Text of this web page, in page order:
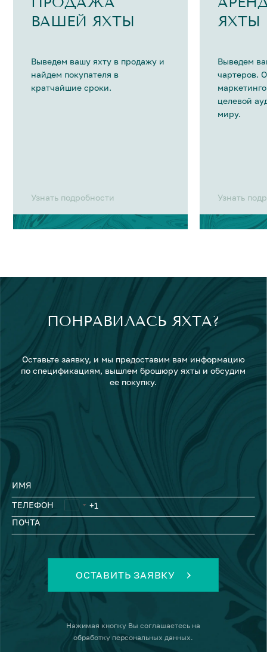
ВАШЕЙ ЯХТЫ
Выведем вашу яхту в продажу и
найдем покупателя в
кратчайшие сроки.
Узнать подробности
ЯХТЫ
Выведем
чартеров.
целевой
миру.
Узнать
ПОНРАВИЛАСЬ ЯХТА?
Оставьте заявку, и мы предоставим вам информацию
по спецификациям, вышлем брошюру яхты и обсудим
ее покупку.
ИМЯ
ТЕЛЕФОН
ПОЧТА
ОСТАВИТЬ ЗАЯВКУ
Нажимая кнопку Вы соглашаетесь на
обработку персональных данных.